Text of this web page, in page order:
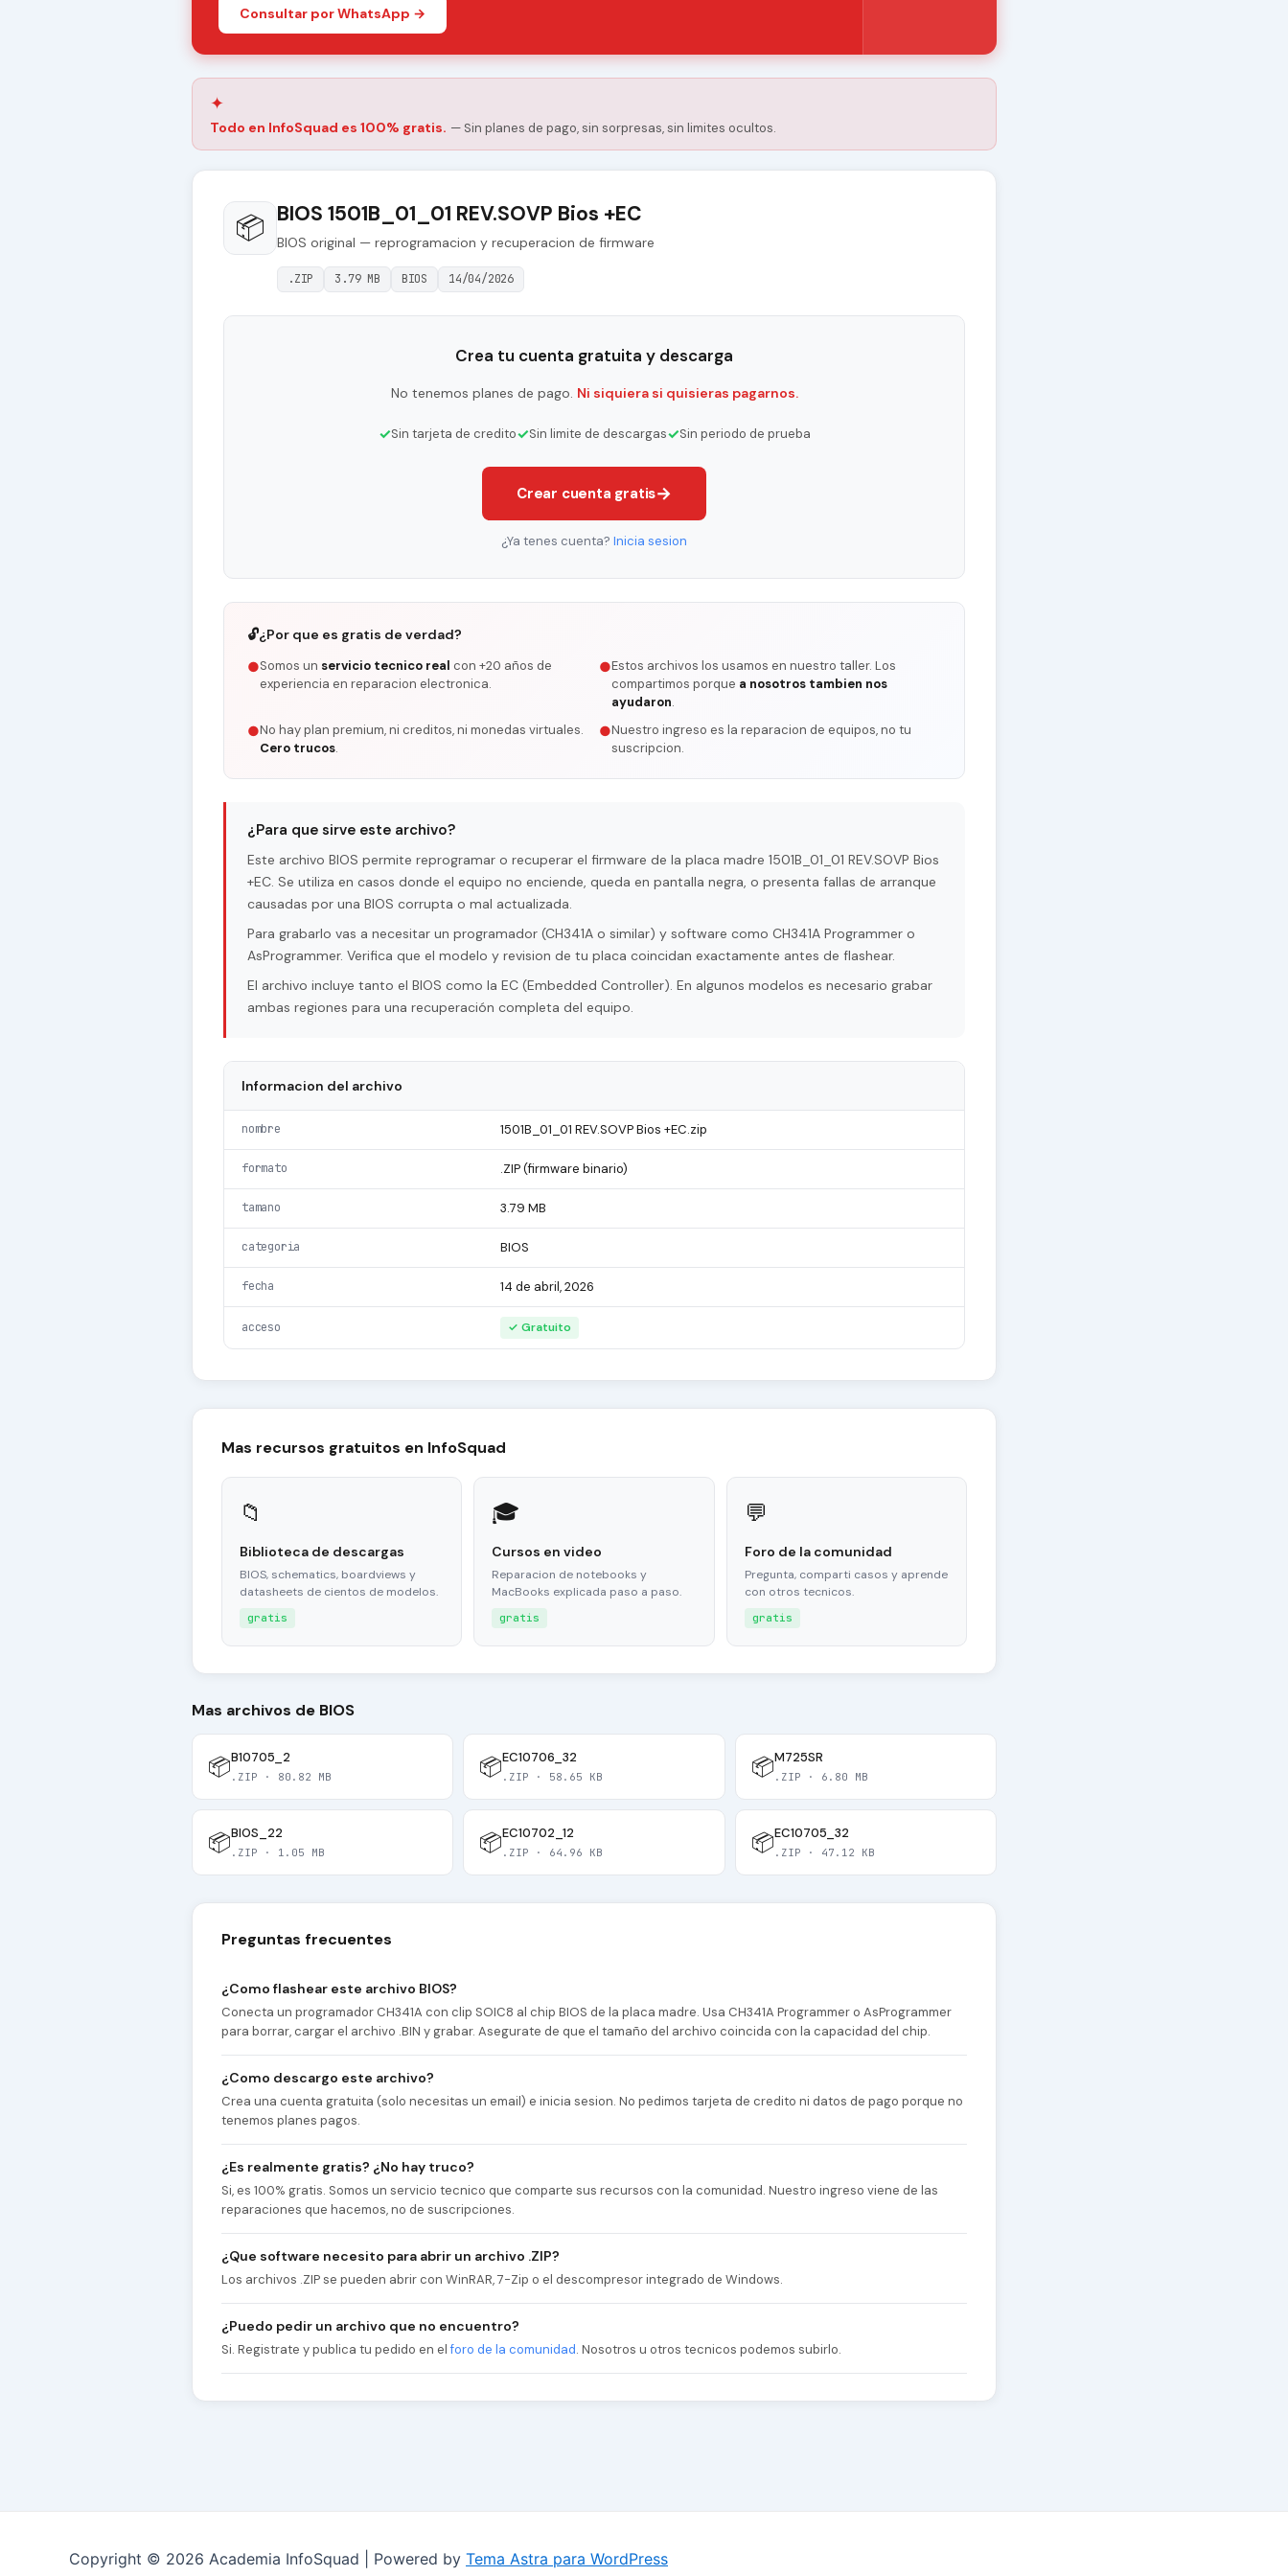
Consultar por WhatsApp →
✦
Todo en InfoSquad es 100% gratis. — Sin planes de pago, sin sorpresas, sin limites ocultos.
📦 BIOS 1501B_01_01 REV.SOVP Bios +EC
BIOS original — reprogramacion y recuperacion de firmware
.ZIP 3.79 MB BIOS 14/04/2026
Crea tu cuenta gratuita y descarga
No tenemos planes de pago. Ni siquiera si quisieras pagarnos.
✓Sin tarjeta de credito✓Sin limite de descargas✓Sin periodo de prueba
Crear cuenta gratis→
¿Ya tenes cuenta? Inicia sesion
🔓¿Por que es gratis de verdad?
●Somos un servicio tecnico real con +20 años de
experiencia en reparacion electronica.
●Estos archivos los usamos en nuestro taller. Los
compartimos porque a nosotros tambien nos
ayudaron.
●No hay plan premium, ni creditos, ni monedas virtuales.
Cero trucos.
●Nuestro ingreso es la reparacion de equipos, no tu
suscripcion.
¿Para que sirve este archivo?
Este archivo BIOS permite reprogramar o recuperar el firmware de la placa madre 1501B_01_01 REV.SOVP Bios
+EC. Se utiliza en casos donde el equipo no enciende, queda en pantalla negra, o presenta fallas de arranque
causadas por una BIOS corrupta o mal actualizada.
Para grabarlo vas a necesitar un programador (CH341A o similar) y software como CH341A Programmer o
AsProgrammer. Verifica que el modelo y revision de tu placa coincidan exactamente antes de flashear.
El archivo incluye tanto el BIOS como la EC (Embedded Controller). En algunos modelos es necesario grabar
ambas regiones para una recuperación completa del equipo.
Informacion del archivo
nombre 1501B_01_01 REV.SOVP Bios +EC.zip
formato .ZIP (firmware binario)
tamano 3.79 MB
categoria BIOS
fecha 14 de abril, 2026
acceso ✓ Gratuito
Mas recursos gratuitos en InfoSquad
📁
Biblioteca de descargas
BIOS, schematics, boardviews y
datasheets de cientos de modelos.
gratis
🎓
Cursos en video
Reparacion de notebooks y
MacBooks explicada paso a paso.
gratis
💬
Foro de la comunidad
Pregunta, comparti casos y aprende
con otros tecnicos.
gratis
Mas archivos de BIOS
📦B10705_2
.ZIP · 80.82 MB 📦EC10706_32
.ZIP · 58.65 KB 📦M725SR
.ZIP · 6.80 MB
📦BIOS_22
.ZIP · 1.05 MB 📦EC10702_12
.ZIP · 64.96 KB 📦EC10705_32
.ZIP · 47.12 KB
Preguntas frecuentes
¿Como flashear este archivo BIOS?
Conecta un programador CH341A con clip SOIC8 al chip BIOS de la placa madre. Usa CH341A Programmer o AsProgrammer
para borrar, cargar el archivo .BIN y grabar. Asegurate de que el tamaño del archivo coincida con la capacidad del chip.
¿Como descargo este archivo?
Crea una cuenta gratuita (solo necesitas un email) e inicia sesion. No pedimos tarjeta de credito ni datos de pago porque no
tenemos planes pagos.
¿Es realmente gratis? ¿No hay truco?
Si, es 100% gratis. Somos un servicio tecnico que comparte sus recursos con la comunidad. Nuestro ingreso viene de las
reparaciones que hacemos, no de suscripciones.
¿Que software necesito para abrir un archivo .ZIP?
Los archivos .ZIP se pueden abrir con WinRAR, 7-Zip o el descompresor integrado de Windows.
¿Puedo pedir un archivo que no encuentro?
Si. Registrate y publica tu pedido en elforo de la comunidad. Nosotros u otros tecnicos podemos subirlo.
Copyright © 2026 Academia InfoSquad | Powered by Tema Astra para WordPress